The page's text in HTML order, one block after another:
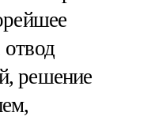
решение